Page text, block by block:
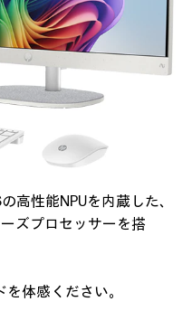
高性能NPUを内蔵した、
ズプロセッサーを搭
体感ください。